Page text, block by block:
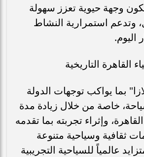
وجهة حيوية تعزز سهولة
وتدعم استمرارية النشاط
اليوم.
القاهرة التاريخية
بما يواكب توجهات الدولة
خاصة من خلال زيادة مدة
وإثراء تجربته بما تقدمه
ثقافية وسياحية متنوعة
عالمياً للسياحية التجريبية